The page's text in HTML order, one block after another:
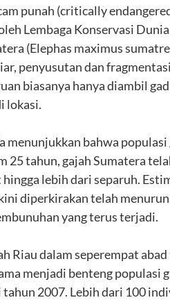
punah (critically
Lembaga Konservasi
(Elephas maximus
penyusutan dan
biasanya hanya diambil
lokasi.
menunjukkan bahwa
25 tahun, gajah Sumatera
lebih dari separuh.
diperkirakan telah
yang terus terjadi.
Riau dalam seperempat
menjadi benteng populasi
2007. Lebih dari 100